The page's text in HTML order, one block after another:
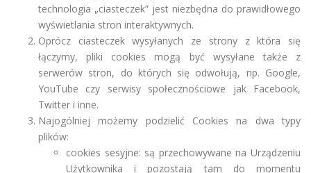
technologia „ciasteczek” jest niezbędna do prawidłowego
wyświetlania stron interaktywnych.
Oprócz ciasteczek wysyłanych ze strony z która się
łączymy, pliki cookies mogą być wysyłane także z
serwerów stron, do których się odwołują, np. Google,
YouTube czy serwisy społecznościowe jak Facebook,
Twitter i inne.
Najogólniej możemy podzielić Cookies na dwa typy
plików:
cookies sesyjne: są przechowywane na Urządzeniu
Użytkownika i pozostają tam do momentu